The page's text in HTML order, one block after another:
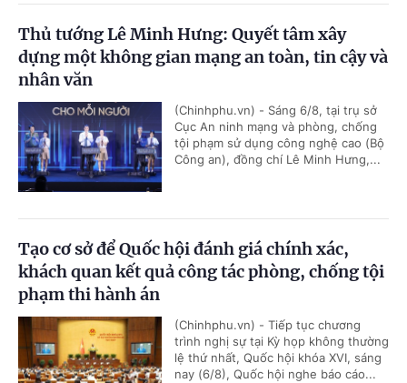
Thủ tướng Lê Minh Hưng: Quyết tâm xây
dựng một không gian mạng an toàn, tin cậy và
nhân văn
(Chinhphu.vn) - Sáng 6/8, tại trụ sở
Cục An ninh mạng và phòng, chống
tội phạm sử dụng công nghệ cao (Bộ
Công an), đồng chí Lê Minh Hưng,...
Tạo cơ sở để Quốc hội đánh giá chính xác,
khách quan kết quả công tác phòng, chống tội
phạm thi hành án
(Chinhphu.vn) - Tiếp tục chương
trình nghị sự tại Kỳ họp không thường
lệ thứ nhất, Quốc hội khóa XVI, sáng
nay (6/8), Quốc hội nghe báo cáo...